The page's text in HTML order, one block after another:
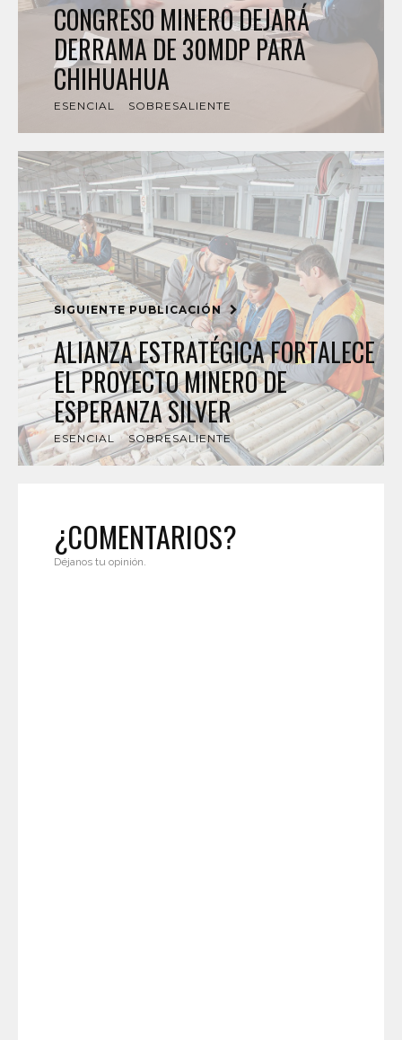
CONGRESO MINERO DEJARÁ
DERRAMA DE 30MDP PARA
CHIHUAHUA
ESENCIAL SOBRESALIENTE
SIGUIENTE PUBLICACIÓN
ALIANZA ESTRATÉGICA FORTALECE
EL PROYECTO MINERO DE
ESPERANZA SILVER
ESENCIAL SOBRESALIENTE
¿COMENTARIOS?
Déjanos tu opinión.